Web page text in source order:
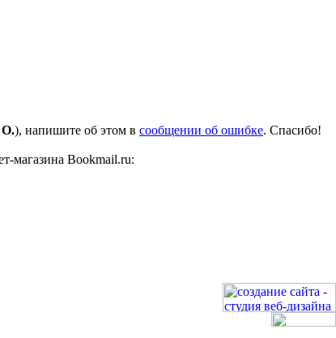
О.), напишите об этом в сообщении об ошибке. Спасибо!
магазина Bookmail.ru: